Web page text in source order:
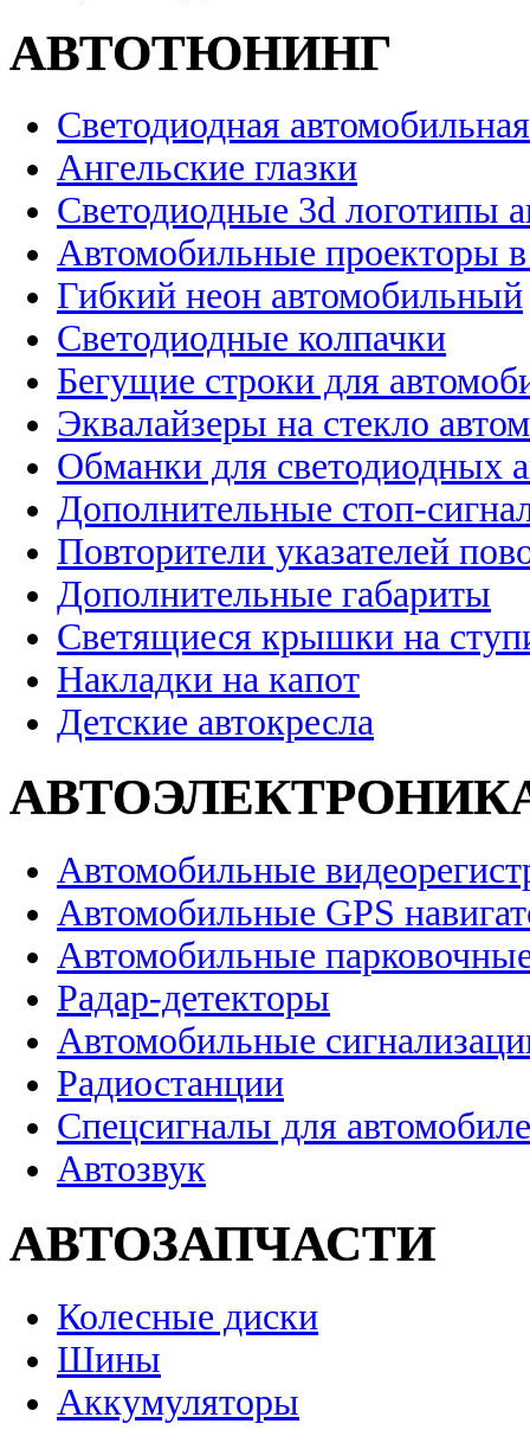
АВТОТЮНИНГ
Светодиодная
Ангельские глазки
Светодиодные 3d логотипы
Автомобильные проекторы
Гибкий неон автомобильный
Светодиодные колпачки
Бегущие строки для
Эквалайзеры на стекло
Обманки для светодиодных
Дополнительные стоп-
Повторители указателей
Дополнительные габариты
Светящиеся крышки на
Накладки на капот
Детские автокресла
Автомобильные
Автомобильные GPS
Автомобильные
Радар-детекторы
Автомобильные
Радиостанции
Спецсигналы для
Автозвук
АВТОЗАПЧАСТИ
Колесные диски
Шины
Аккумуляторы